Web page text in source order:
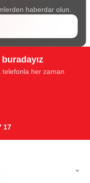
haberdar olun.
telefonla her zaman
17